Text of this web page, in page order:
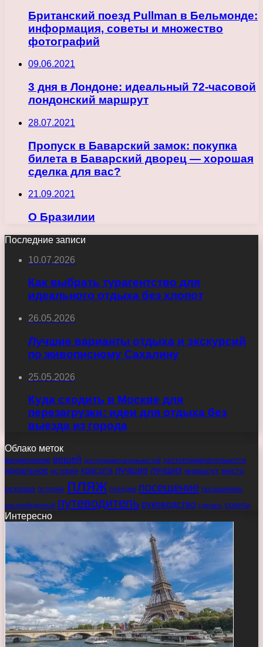
Британский поезд Pullman в Бельмонде:
информация, советы и множество
фотографий
09.06.2021
3 дня в Лондоне: идеальный 72-часовой
лондонский маршрут
28.07.2021
Пропуск в Баварский замок: покупка
билета в Баварский дворец — хорошая
сделка для вас?
21.09.2021
О Бразилии
Последние записи
10.07.2026
Как выбрать турагентство для
идеального отдыха без хлопот
26.05.2026
Лучшие варианты отдыха и экскурсий
по живописному Сахалину
25.05.2026
Куда сходить в Москве для
перезагрузки: идеи для отдыха без
выезда из города
Облако меток
великолепие вещей достопримечательностей достопримечательности
идеальное история красота лучшие лучших маршрут место
острова острове пляж поездки посещение посещению
послеобеденный путеводитель руководство сделать советы
Интересно